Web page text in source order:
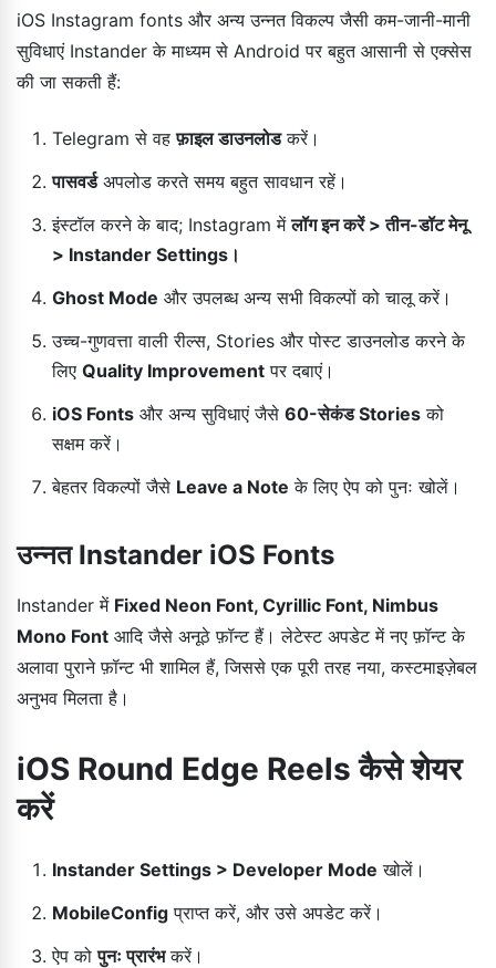
iOS Instagram fonts और अन्य उन्नत विकल्प जैसी कम-जानी-मानी
सुविधाएं Instander के माध्यम से Android पर बहुत आसानी से एक्सेस
की जा सकती हैं:
Telegram से वहफ़ाइल डाउनलोडकरें।
पासवर्डअपलोड करते समय बहुत सावधान रहें।
इंस्टॉल करने के बाद; Instagram मेंलॉग इन करें > तीन-डॉट मेनू
> Instander Settings।
Ghost Mode और उपलब्ध अन्य सभी विकल्पों को चालू करें।
उच्च-गुणवत्ता वाली रील्स, Stories और पोस्ट डाउनलोड करने के
लिए Quality Improvement पर दबाएं।
iOS Fonts और अन्य सुविधाएं जैसे 60-सेकंड Stories को
सक्षम करें।
बेहतर विकल्पों जैसे Leave a Note के लिए ऐप को पुनः खोलें।
उन्नत Instander iOS Fonts
Instander में Fixed Neon Font, Cyrillic Font, Nimbus
Mono Font आदि जैसे अनूठे फ़ॉन्ट हैं। लेटेस्ट अपडेट में नए फ़ॉन्ट के
अलावा पुराने फ़ॉन्ट भी शामिल हैं, जिससे एक पूरी तरह नया, कस्टमाइज़ेबल
अनुभव मिलता है।
iOS Round Edge Reels कैसे शेयर
करें
Instander Settings > Developer Mode खोलें।
MobileConfig प्राप्त करें, और उसे अपडेट करें।
ऐप कोपुनः प्रारंभकरें।